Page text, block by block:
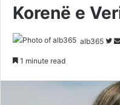
Korenë e
alb365
1 minute read